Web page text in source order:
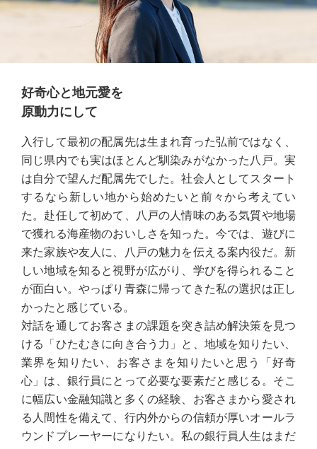
好奇心と地元愛を
原動力にして
入行して最初の配属先は生まれ育った弘前ではなく、
同じ県内でも実はほとんど馴染みがなかった八戸。実
は自分で望んだ配属先でした。社会人としてスタート
するなら新しい地から始めたいと前々から考えてい
た。赴任して初めて、八戸の人情味のある気質や地場
で獲れる海産物のおいしさを知った。今では、遊びに
来た家族や友人に、八戸の魅力を伝える案内役だ。新
しい地域を知ると視野が広がり、学びを得られること
が面白い。やっぱり青森に帰ってきた私の選択は正し
かったと感じている。
対話を通してお客さまの課題を突き詰め解決策を見つ
ける「ひたむきに向き合う力」と、地域を知りたい、
業界を知りたい、お客さまを知りたいと思う「好奇
心」は、銀行員にとって必要な要素だと感じる。そこ
に幅広い金融知識と多くの経験、お客さまから愛され
る人間性を備えて、行内外からの信頼が厚いオールラ
ウンドプレーヤーになりたい。私の銀行員人生はまだ